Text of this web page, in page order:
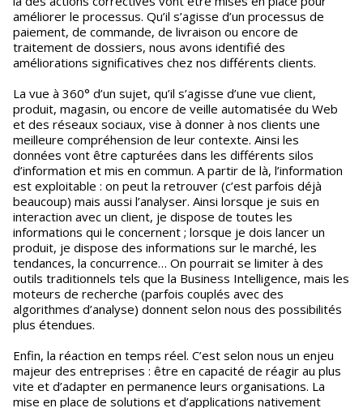
améliorer le processus. Qu’il s’agisse d’un processus de
paiement, de commande, de livraison ou encore de
traitement de dossiers, nous avons identifié des
améliorations significatives chez nos différents clients.
La vue à 360° d’un sujet, qu’il s’agisse d’une vue client,
produit, magasin, ou encore de veille automatisée du Web
et des réseaux sociaux, vise à donner à nos clients une
meilleure compréhension de leur contexte. Ainsi les
données vont être capturées dans les différents silos
d’information et mis en commun. A partir de là, l’information
est exploitable : on peut la retrouver (c’est parfois déjà
beaucoup) mais aussi l’analyser. Ainsi lorsque je suis en
interaction avec un client, je dispose de toutes les
informations qui le concernent ; lorsque je dois lancer un
produit, je dispose des informations sur le marché, les
tendances, la concurrence… On pourrait se limiter à des
outils traditionnels tels que la Business Intelligence, mais les
moteurs de recherche (parfois couplés avec des
algorithmes d’analyse) donnent selon nous des possibilités
plus étendues.
Enfin, la réaction en temps réel. C’est selon nous un enjeu
majeur des entreprises : être en capacité de réagir au plus
vite et d’adapter en permanence leurs organisations. La
mise en place de solutions et d’applications nativement